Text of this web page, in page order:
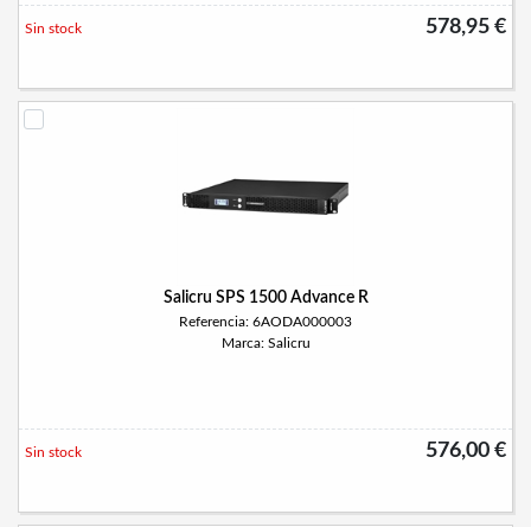
578,95 €
Sin stock
Salicru SPS 1500 Advance R
Referencia: 6AODA000003
Marca: Salicru
576,00 €
Sin stock